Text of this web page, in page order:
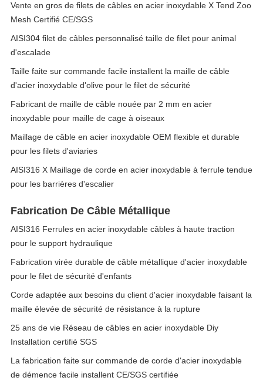
Vente en gros de filets de câbles en acier inoxydable X Tend Zoo
Mesh Certifié CE/SGS
AISI304 filet de câbles personnalisé taille de filet pour animal
d'escalade
Taille faite sur commande facile installent la maille de câble
d'acier inoxydable d'olive pour le filet de sécurité
Fabricant de maille de câble nouée par 2 mm en acier
inoxydable pour maille de cage à oiseaux
Maillage de câble en acier inoxydable OEM flexible et durable
pour les filets d'aviaries
AISI316 X Maillage de corde en acier inoxydable à ferrule tendue
pour les barrières d'escalier
Fabrication De Câble Métallique
AISI316 Ferrules en acier inoxydable câbles à haute traction
pour le support hydraulique
Fabrication virée durable de câble métallique d'acier inoxydable
pour le filet de sécurité d'enfants
Corde adaptée aux besoins du client d'acier inoxydable faisant la
maille élevée de sécurité de résistance à la rupture
25 ans de vie Réseau de câbles en acier inoxydable Diy
Installation certifié SGS
La fabrication faite sur commande de corde d'acier inoxydable
de démence facile installent CE/SGS certifiée